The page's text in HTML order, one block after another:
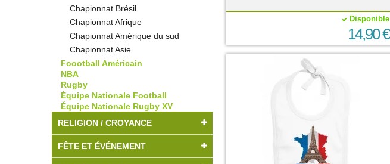
Disponible
14,90 €
Chapionnat Brésil
Chapionnat Afrique
Chapionnat Amérique du sud
Chapionnat Asie
Foootball Américain
NBA
Rugby
Équipe Nationale Football
Équipe Nationale Rugby XV
RELIGION / CROYANCE
FÊTE ET ÉVÉNEMENT